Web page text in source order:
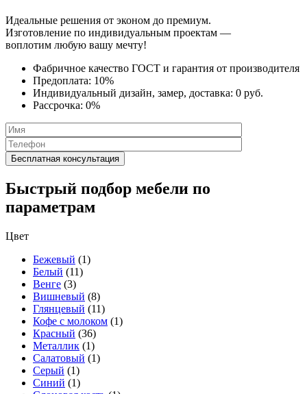
Идеальные решения от эконом до премиум.
Изготовление по индивидуальным проектам —
воплотим любую вашу мечту!
Фабричное качество ГОСТ и гарантия от производителя
Предоплата: 10%
Индивидуальный дизайн, замер, доставка: 0 руб.
Рассрочка: 0%
Быстрый подбор мебели по
параметрам
Цвет
Бежевый (1)
Белый (11)
Венге (3)
Вишневый (8)
Глянцевый (11)
Кофе с молоком (1)
Красный (36)
Металлик (1)
Салатовый (1)
Серый (1)
Синий (1)